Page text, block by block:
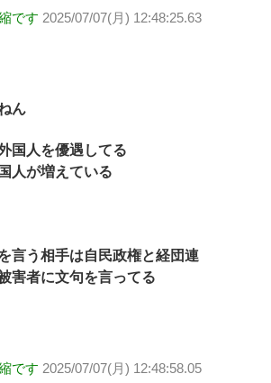
です 2025/07/07(月) 12:48:25.63
ん
国人を優遇してる
人が増えている
言う相手は自民政権と経団連
害者に文句を言ってる
です 2025/07/07(月) 12:48:58.05